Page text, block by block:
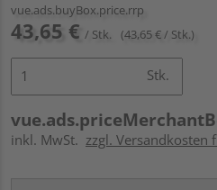
vue.ads.buyBox.price.rrp
43,65 € / Stk. (43,65 € / Stk.)
Stk.
inkl. MwSt. zzgl. Versandkosten